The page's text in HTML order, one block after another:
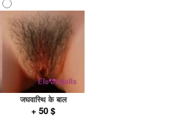
जघवास्थि के बाल
+ 50 $